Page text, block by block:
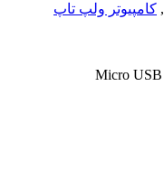
, کامپیوتر ولپ تاپ